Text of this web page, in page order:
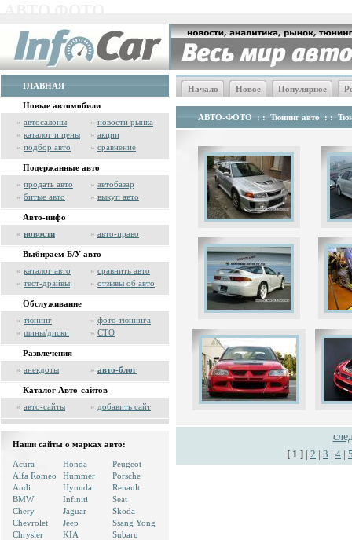
ГЛАВНАЯ
Новые автомобили
» автосалоны » новости рынка
» каталог и цены » акции
» подбор авто » сравнение
Подержанные авто
» продать авто » автобазар
» битые авто » выкуп авто
Авто-инфо
» новости » авто-право
Выбираем Б/У авто
» каталог авто » сравнить авто
» тест-драйвы » отзывы об авто
Обслуживание
» тюнинг » фото тюнинга
» шины/диски » СТО
Развлечения
» анекдоты » авто-блог
Каталог Авто-сайтов
» авто-сайты » добавить сайт
Наши сайты о марках авто:
Acura
Alfa Romeo
Audi
BMW
Chery
Chevrolet
Chrysler
Honda
Hummer
Hyundai
Infiniti
Jaguar
Jeep
KIA
Peugeot
Porsche
Renault
Seat
Skoda
Ssang Yong
Subaru
Начало Новое Популярное
АВТО-ФОТО : : Тюнинг авто : :
[ 1 ] | 2 | 3 | 4 |